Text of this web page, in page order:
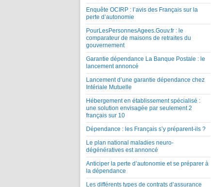
Enquête OCIRP : l’avis des Français sur la
perte d’autonomie
PourLesPersonnesAgees.Gouv.fr : le
comparateur de maisons de retraites du
gouvernement
Garantie dépendance La Banque Postale : le
lancement annoncé
Lancement d’une garantie dépendance chez
Intériale Mutuelle
Hébergement en établissement spécialisé :
une solution envisagée par seulement 2
français sur 10
Dépendance : les Français s’y préparent-ils ?
Le plan national maladies neuro-
dégénératives est annoncé
Anticiper la perte d’autonomie et se préparer à
la dépendance
Les différents types de contrats d’assurance